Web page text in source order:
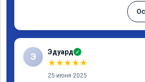
Э Эдуард ✓
★★★★★
25 июня 2025